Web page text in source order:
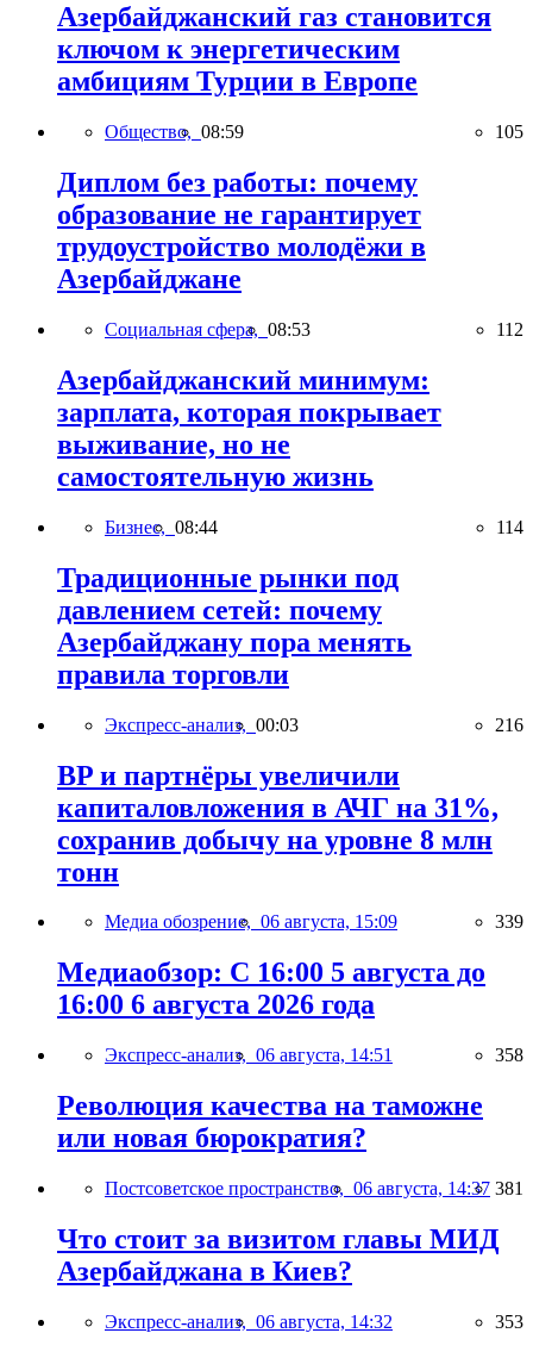
Азербайджанский газ становится
ключом к энергетическим
амбициям Турции в Европе
Общество, 08:59 105
Диплом без работы: почему
образование не гарантирует
трудоустройство молодёжи в
Азербайджане
Социальная сфера, 08:53 112
Азербайджанский минимум:
зарплата, которая покрывает
выживание, но не
самостоятельную жизнь
Бизнес, 08:44 114
Традиционные рынки под
давлением сетей: почему
Азербайджану пора менять
правила торговли
Экспресс-анализ, 00:03 216
BP и партнёры увеличили
капиталовложения в АЧГ на 31%,
сохранив добычу на уровне 8 млн
тонн
Медиа обозрение, 06 августа, 15:09 339
Медиаобзор: С 16:00 5 августа до
16:00 6 августа 2026 года
Экспресс-анализ, 06 августа, 14:51 358
Революция качества на таможне
или новая бюрократия?
Постсоветское пространство, 06 августа, 14:37 381
Что стоит за визитом главы МИД
Азербайджана в Киев?
Экспресс-анализ, 06 августа, 14:32 353